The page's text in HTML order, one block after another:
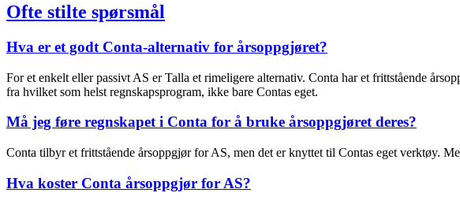
Ofte stilte spørsmål
Hva er et godt Conta-alternativ for årsoppgjøret?
For et enkelt eller passivt AS er Talla et rimeligere alternativ. Conta har et frittstående
fra hvilket som helst regnskapsprogram, ikke bare Contas eget.
Må jeg føre regnskapet i Conta for å bruke årsoppgjøret deres?
Conta tilbyr et frittstående årsoppgjør for AS, men det er knyttet til Contas eget verktøy.
Hva koster Conta årsoppgjør for AS?